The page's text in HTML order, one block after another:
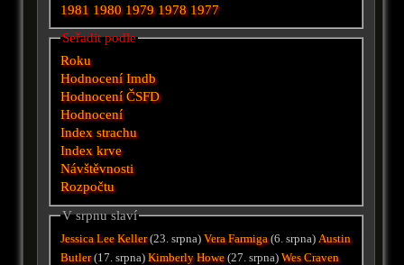
1981 1980 1979 1978 1977
Seřadit podle
Roku
Hodnocení Imdb
Hodnocení ČSFD
Hodnocení
Index strachu
Index krve
Návštěvnosti
Rozpočtu
V srpnu slaví
Jessica Lee Keller(23. srpna)Vera Farmiga(6. srpna)Austin
Butler(17. srpna)Kimberly Howe(27. srpna)Wes Craven